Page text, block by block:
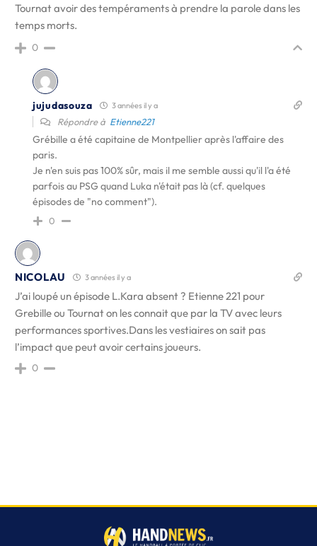
Tournat avoir des tempéraments à prendre la parole dans les
temps morts.
0
jujudasouza 3 années il y a
Répondre à Etienne221
Grébille a été capitaine de Montpellier après l'affaire des
paris.
Je n'en suis pas 100% sûr, mais il me semble aussi qu'il l'a été
parfois au PSG quand Luka n'était pas là (cf. quelques
épisodes de "no comment").
0
NICOLAU 3 années il y a
J’ai loupé un épisode L.Kara absent ? Etienne 221 pour
Grebille ou Tournat on les connait que par la TV avec leurs
performances sportives.Dans les vestiaires on sait pas
l’impact que peut avoir certains joueurs.
0